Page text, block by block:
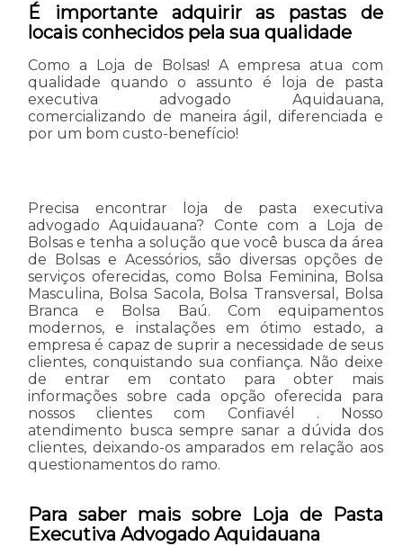
É importante adquirir as pastas de
locais conhecidos pela sua qualidade
Como a Loja de Bolsas! A empresa atua com
qualidade quando o assunto é loja de pasta
executiva advogado Aquidauana,
comercializando de maneira ágil, diferenciada e
por um bom custo-benefício!
Precisa encontrar loja de pasta executiva
advogado Aquidauana? Conte com a Loja de
Bolsas e tenha a solução que você busca da área
de Bolsas e Acessórios, são diversas opções de
serviços oferecidas, como Bolsa Feminina, Bolsa
Masculina, Bolsa Sacola, Bolsa Transversal, Bolsa
Branca e Bolsa Baú. Com equipamentos
modernos, e instalações em ótimo estado, a
empresa é capaz de suprir a necessidade de seus
clientes, conquistando sua confiança. Não deixe
de entrar em contato para obter mais
informações sobre cada opção oferecida para
nossos clientes com Confiavél . Nosso
atendimento busca sempre sanar a dúvida dos
clientes, deixando-os amparados em relação aos
questionamentos do ramo.
Para saber mais sobre Loja de Pasta
Executiva Advogado Aquidauana